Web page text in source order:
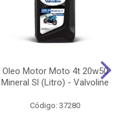
Oleo Motor Moto 4t 20w50
Mineral Sl (Litro) - Valvoline
Código: 37280